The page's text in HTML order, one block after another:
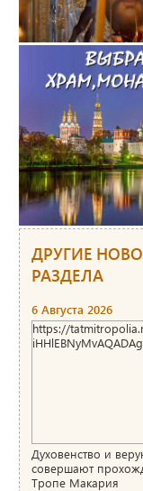
ДРУГИЕ
РАЗДЕЛА
6 Августа 2026
https://
Духовенство и
совершают
Тропе Макария